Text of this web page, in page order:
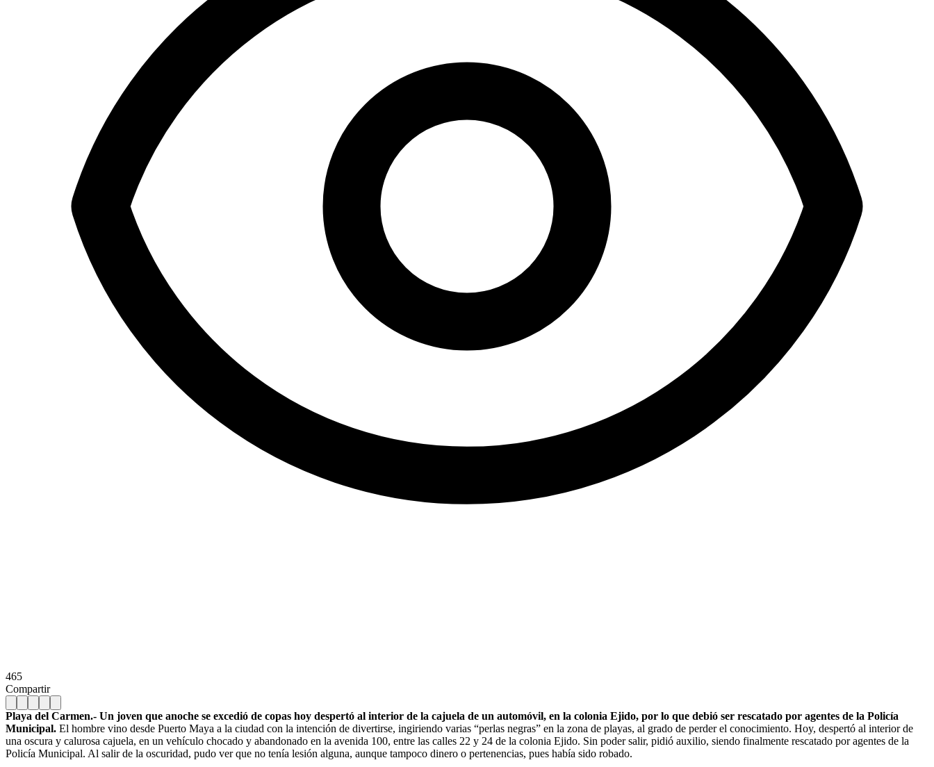
465
Compartir
Playa del Carmen.- Un joven que anoche se excedió de copas hoy despertó al interior de la cajuela de un automóvil, en la colonia Ejido, por lo que debió ser rescatado por agentes de la Policía
Municipal. El hombre vino desde Puerto Maya a la ciudad con la intención de divertirse, ingiriendo varias “perlas negras” en la zona de playas, al grado de perder el conocimiento. Hoy, despertó al interior de
una oscura y calurosa cajuela, en un vehículo chocado y abandonado en la avenida 100, entre las calles 22 y 24 de la colonia Ejido. Sin poder salir, pidió auxilio, siendo finalmente rescatado por agentes de la
Policía Municipal. Al salir de la oscuridad, pudo ver que no tenía lesión alguna, aunque tampoco dinero o pertenencias, pues había sido robado.